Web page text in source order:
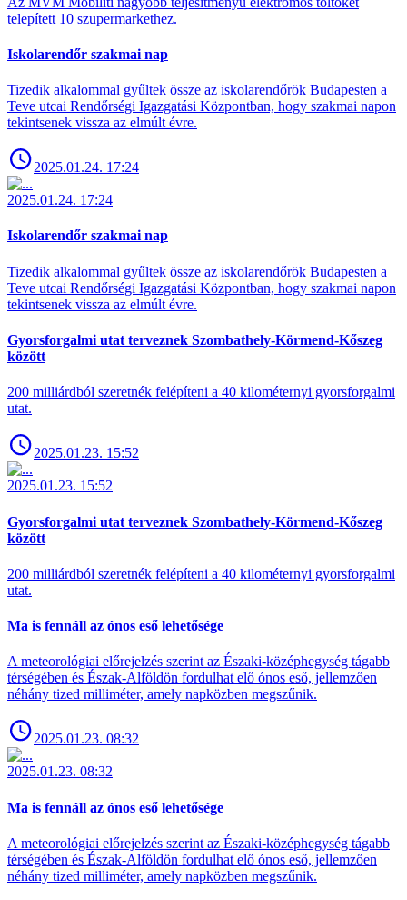
telepített 10 szupermarkethez.
Iskolarendőr szakmai nap
Tizedik alkalommal gyűltek össze az iskolarendőrök Budapesten a
Teve utcai Rendőrségi Igazgatási Központban, hogy szakmai napon
tekintsenek vissza az elmúlt évre.
2025.01.24. 17:24
2025.01.24. 17:24
Iskolarendőr szakmai nap
Tizedik alkalommal gyűltek össze az iskolarendőrök Budapesten a
Teve utcai Rendőrségi Igazgatási Központban, hogy szakmai napon
tekintsenek vissza az elmúlt évre.
Gyorsforgalmi utat terveznek Szombathely-Körmend-Kőszeg
között
200 milliárdból szeretnék felépíteni a 40 kilométernyi gyorsforgalmi
utat.
2025.01.23. 15:52
2025.01.23. 15:52
Gyorsforgalmi utat terveznek Szombathely-Körmend-Kőszeg
között
200 milliárdból szeretnék felépíteni a 40 kilométernyi gyorsforgalmi
utat.
Ma is fennáll az ónos eső lehetősége
A meteorológiai előrejelzés szerint az Északi-középhegység tágabb
térségében és Észak-Alföldön fordulhat elő ónos eső, jellemzően
néhány tized milliméter, amely napközben megszűnik.
2025.01.23. 08:32
2025.01.23. 08:32
Ma is fennáll az ónos eső lehetősége
A meteorológiai előrejelzés szerint az Északi-középhegység tágabb
térségében és Észak-Alföldön fordulhat elő ónos eső, jellemzően
néhány tized milliméter, amely napközben megszűnik.